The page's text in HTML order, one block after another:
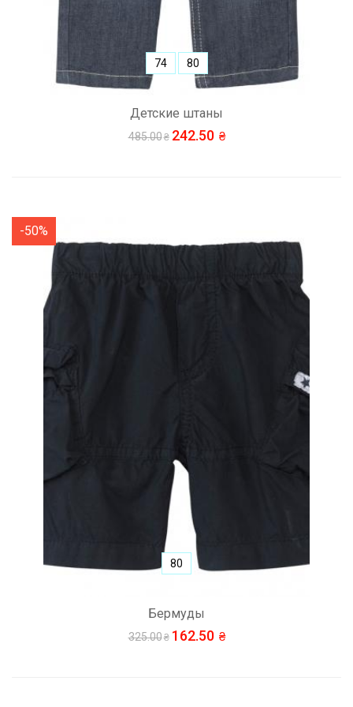
Детские штаны
485.00 242.50
74 80
-50%
Бермуды
325.00 162.50
80